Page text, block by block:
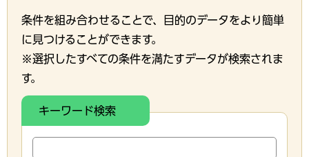
条件を組み合わせることで、目的のデータをより簡単
に見つけることができます。
※選択したすべての条件を満たすデータが検索されま
す。
キーワード検索